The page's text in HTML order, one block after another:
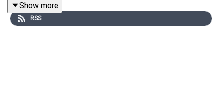
Show more
RSS